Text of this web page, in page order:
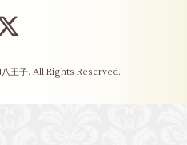
王子. All Rights Reserved.